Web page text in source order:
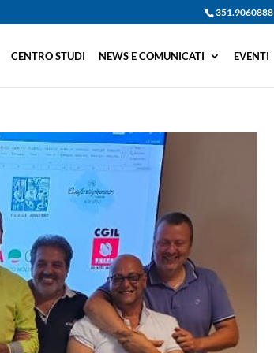
351.9060888
CENTRO STUDI NEWS E COMUNICATI EVENTI